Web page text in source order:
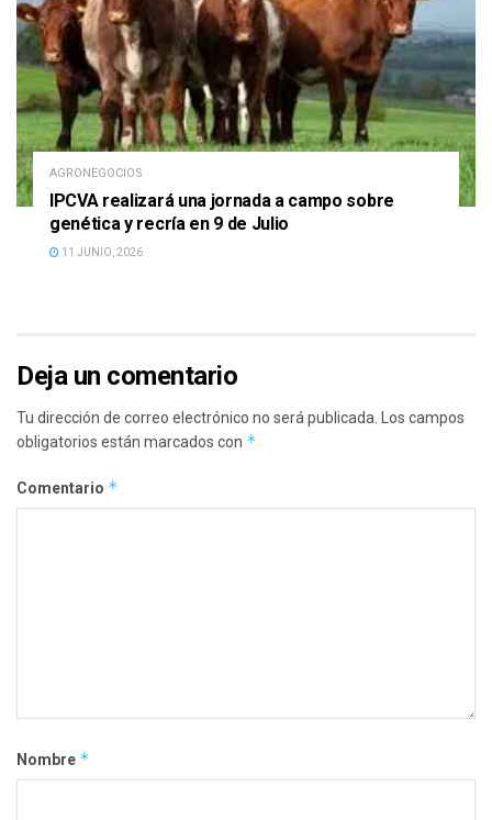
AGRONEGOCIOS
IPCVA realizará una jornada a campo sobre
genética y recría en 9 de Julio
11 JUNIO, 2026
Deja un comentario
Tu dirección de correo electrónico no será publicada.
Los campos
obligatorios están marcados con *
Comentario *
Nombre *